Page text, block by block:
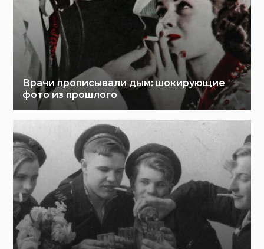
Врачи прописывали дым: шокирующие
фото из прошлого